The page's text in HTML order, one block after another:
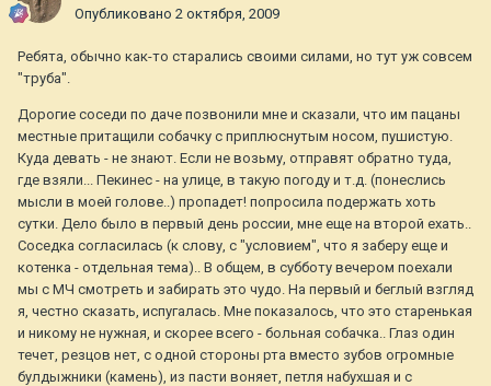
Опубликовано 2 октября, 2009
Ребята, обычно как-то старались своими силами, но тут уж совсем
"труба".
Дорогие соседи по даче позвонили мне и сказали, что им пацаны
местные притащили собачку с приплюснутым носом, пушистую.
Куда девать - не знают. Если не возьму, отправят обратно туда,
где взяли... Пекинес - на улице, в такую погоду и т.д. (понеслись
мысли в моей голове..) пропадет! попросила подержать хоть
сутки. Дело было в первый день россии, мне еще на второй ехать..
Соседка согласилась (к слову, с "условием", что я заберу еще и
котенка - отдельная тема).. В общем, в субботу вечером поехали
мы с МЧ смотреть и забирать это чудо. На первый и беглый взгляд
я, честно сказать, испугалась. Мне показалось, что это старенькая
и никому не нужная, и скорее всего - больная собачка.. Глаз один
течет, резцов нет, с одной стороны рта вместо зубов огромные
булдыжники (камень), из пасти воняет, петля набухшая и с